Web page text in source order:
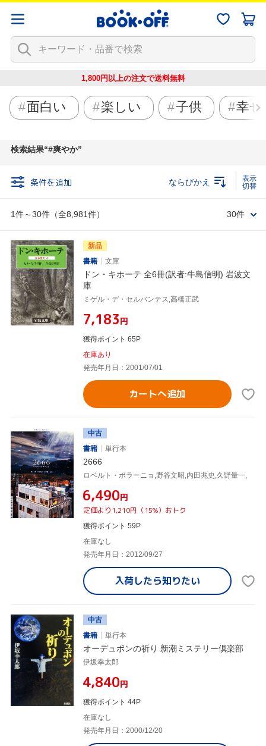
1,800円以上の注文で送料無料
面白い 楽しい 子供 幸せ
検索結果 #爽やか
条件を追加
1件～30件（全8,981件）
ならびかえ
30件
新品
書籍
文庫
ドン・キホーテ 全6冊(訳者:牛島信明) 岩波文
庫
ミゲル・デ・セルバンテス,高橋正武
¥7,183円
獲得ポイント 65P
在庫あり
発売年月日：2001/07/01
カートへ追加
中古
書籍
単行本
2666
ロベルト・ボラーニョ,野谷文昭,内田兆史,久野量一,
¥6,490円
定価より1,210円（15%）おトク
獲得ポイント 59P
在庫なし
発売年月日：2012/09/27
入荷したら知りたい
中古
書籍
単行本
オーデュボンの祈り 新潮ミステリー倶楽部
伊坂幸太郎
¥4,840円
獲得ポイント 44P
在庫なし
発売年月日：2000/12/20